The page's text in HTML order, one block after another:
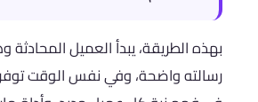
بهذه الطريقة، يبدأ العميل
رسالته واضحة، وفي نفس الوقت